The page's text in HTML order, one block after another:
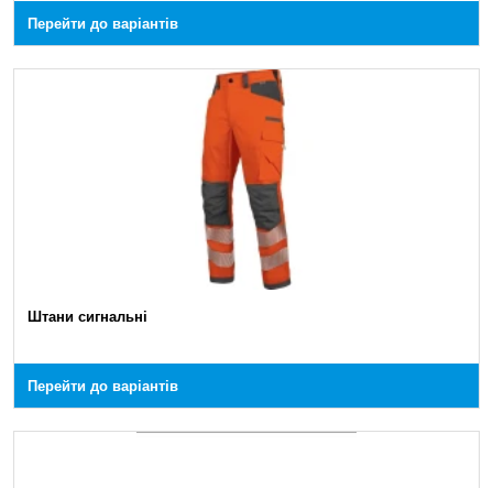
Перейти до варіантів
Штани сигнальні
Перейти до варіантів